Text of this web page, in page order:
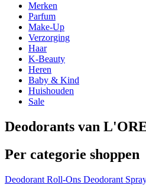
Merken
Parfum
Make-Up
Verzorging
Haar
K-Beauty
Heren
Baby & Kind
Huishouden
Sale
Deodorants van
Per categorie shoppen
Deodorant Roll-Ons Deodorant